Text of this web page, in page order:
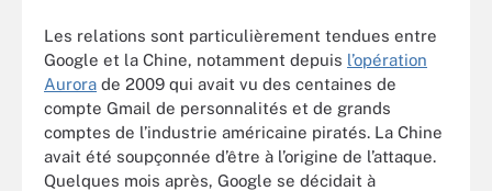
Les relations sont particulièrement tendues entre
Google et la Chine, notamment depuis l’opération
Aurora de 2009 qui avait vu des centaines de
compte Gmail de personnalités et de grands
comptes de l’industrie américaine piratés. La Chine
avait été soupçonnée d’être à l’origine de l’attaque.
Quelques mois après, Google se décidait à